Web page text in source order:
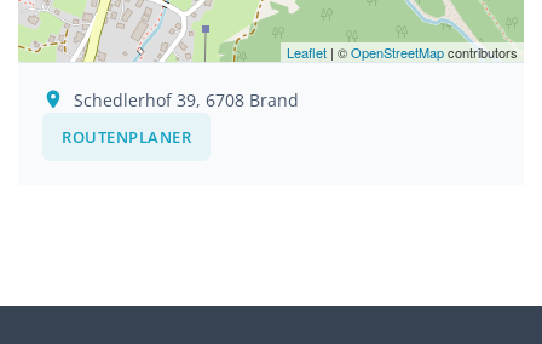
Leaflet | ©OpenStreetMapcontributors
Schedlerhof 39, 6708 Brand
ROUTENPLANER